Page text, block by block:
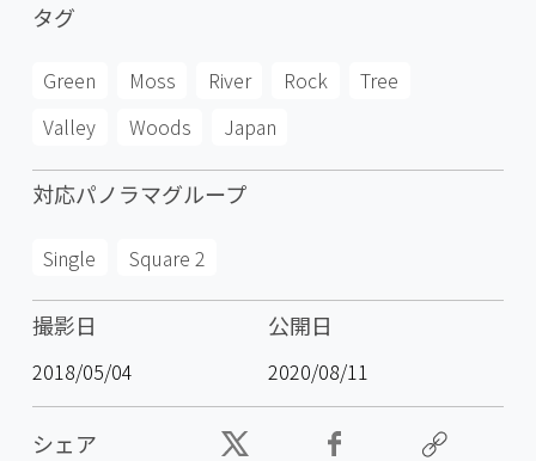
タグ
Green Moss River Rock
Tree
Valley
Woods Japan
対応パノラマグループ
Single Square 2
撮影日
2018/05/04
公開日
2020/08/11
シェア